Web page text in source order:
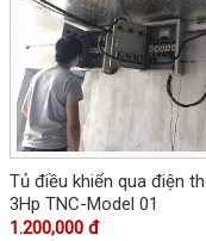
Tủ điều khiển qua điện
3Hp TNC-Model 01
1.200,000 đ